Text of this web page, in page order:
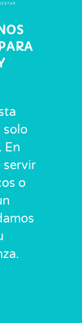
solo
En
servir
o